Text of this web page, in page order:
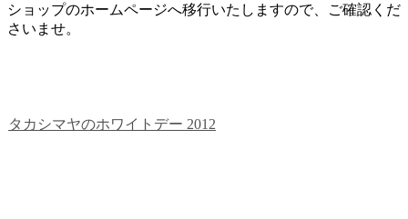
ショップのホームページへ移行いたしますので、ご確認くだ
さいませ。
タカシマヤのホワイトデー 2012